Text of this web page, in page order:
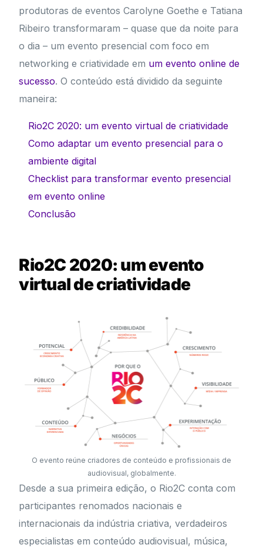
produtoras de eventos Carolyne Goethe e Tatiana
Ribeiro transformaram – quase que da noite para
o dia – um evento presencial com foco em
networking e criatividade em um evento online de
sucesso. O conteúdo está dividido da seguinte
maneira:
Rio2C 2020: um evento virtual de criatividade
Como adaptar um evento presencial para o
ambiente digital
Checklist para transformar evento presencial
em evento online
Conclusão
Rio2C 2020: um evento
virtual de criatividade
O evento reúne criadores de conteúdo e profissionais de
audiovisual, globalmente.
Desde a sua primeira edição, o Rio2C conta com
participantes renomados nacionais e
internacionais da indústria criativa, verdadeiros
especialistas em conteúdo audiovisual, música,